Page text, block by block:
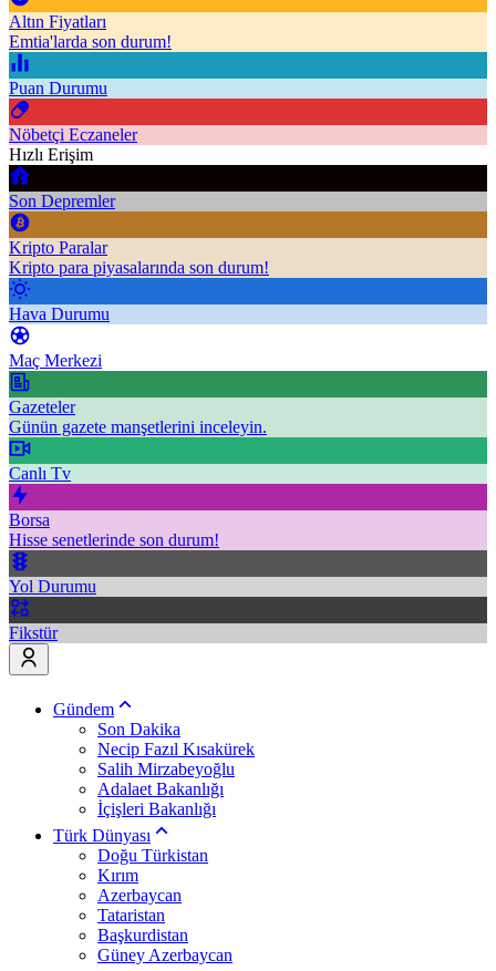
Altın Fiyatları
Emtia'larda son durum!
Puan Durumu
Nöbetçi Eczaneler
Hızlı Erişim
Son Depremler
Kripto Paralar
Kripto para piyasalarında son durum!
Hava Durumu
Maç Merkezi
Gazeteler
Günün gazete manşetlerini inceleyin.
Canlı Tv
Borsa
Hisse senetlerinde son durum!
Yol Durumu
Fikstür
Gündem
Son Dakika
Necip Fazıl Kısakürek
Salih Mirzabeyoğlu
Adalaet Bakanlığı
İçişleri Bakanlığı
Türk Dünyası
Doğu Türkistan
Kırım
Azerbaycan
Tataristan
Başkurdistan
Güney Azerbaycan